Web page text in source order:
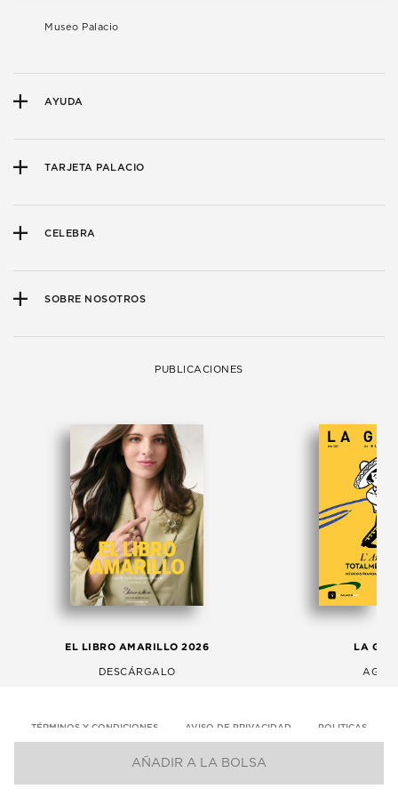
AÑADIR A LA BOLSA
Museo Palacio
AYUDA
TARJETA PALACIO
CELEBRA
SOBRE NOSOTROS
PUBLICACIONES
EL LIBRO AMARILLO 2026
DESCÁRGALO
LA
TÉRMINOS Y CONDICIONES AVISO DE PRIVACIDAD POLITICAS